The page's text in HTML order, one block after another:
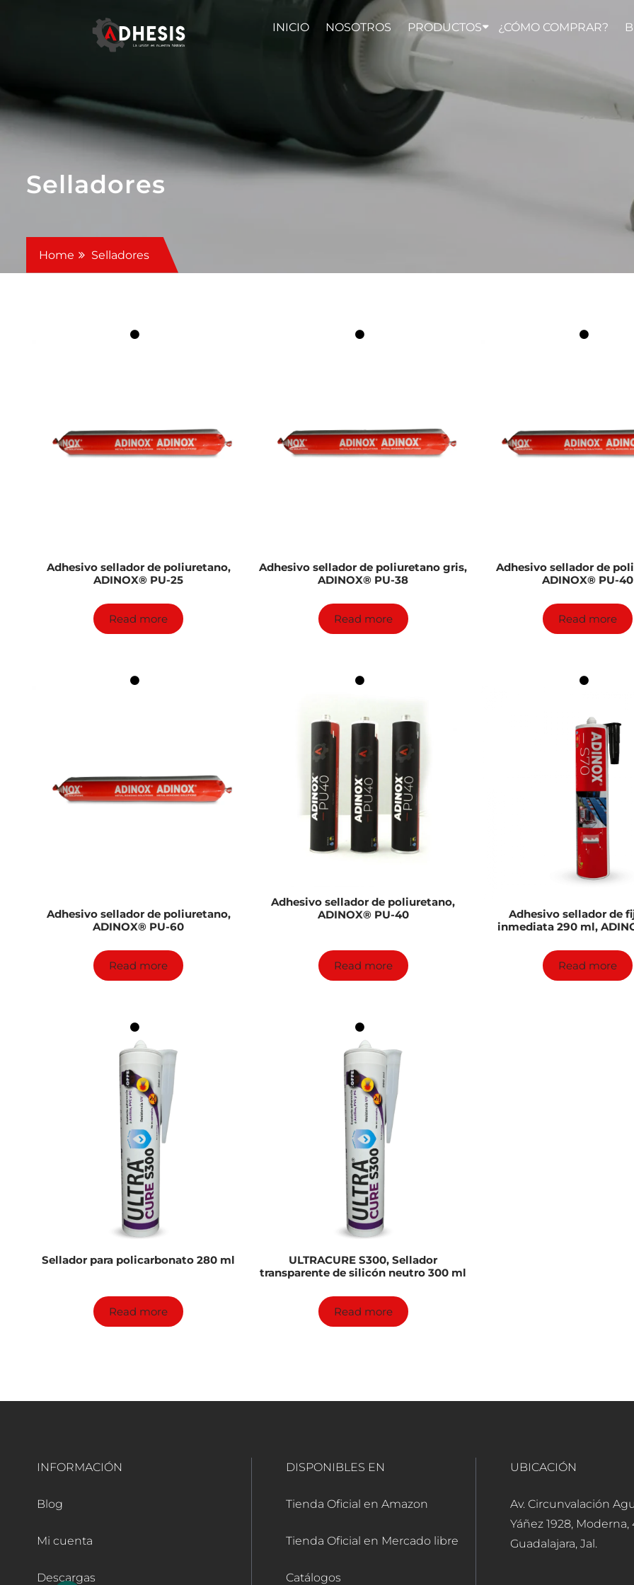
INICIO NOSOTROS PRODUCTOS ¿CÓMO COMPRAR?
Selladores
Home Selladores
Adhesivo sellador de poliuretano,
ADINOX® PU-25
Read more
Adhesivo sellador de poliuretano gris,
ADINOX® PU-38
Read more
Adhesivo sellador de
ADINOX® PU-40
Read more
Adhesivo sellador de poliuretano,
ADINOX® PU-60
Read more
Adhesivo sellador de poliuretano,
ADINOX® PU-40
Read more
Adhesivo sellador de
inmediata 290 ml,
Read more
Sellador para policarbonato 280 ml
Read more
ULTRACURE S300, Sellador
transparente de silicón neutro 300 ml
Read more
INFORMACIÓN
Blog
Mi cuenta
Descargas
DISPONIBLES EN
Tienda Oficial en Amazon
Tienda Oficial en Mercado libre
Catálogos
UBICACIÓN
Av. Circunvalación
Yáñez 1928, Moderna,
Guadalajara, Jal.